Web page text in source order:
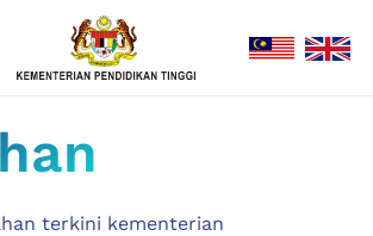
terkini kementerian